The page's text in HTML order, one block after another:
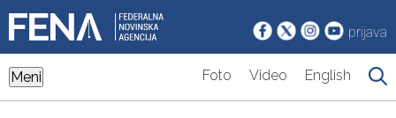
prijava
Meni Foto Video English